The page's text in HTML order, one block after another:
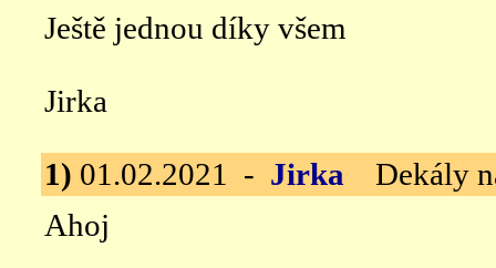
Ještě jednou díky všem
Jirka
1) 01.02.2021 - Jirka Dekály
Ahoj